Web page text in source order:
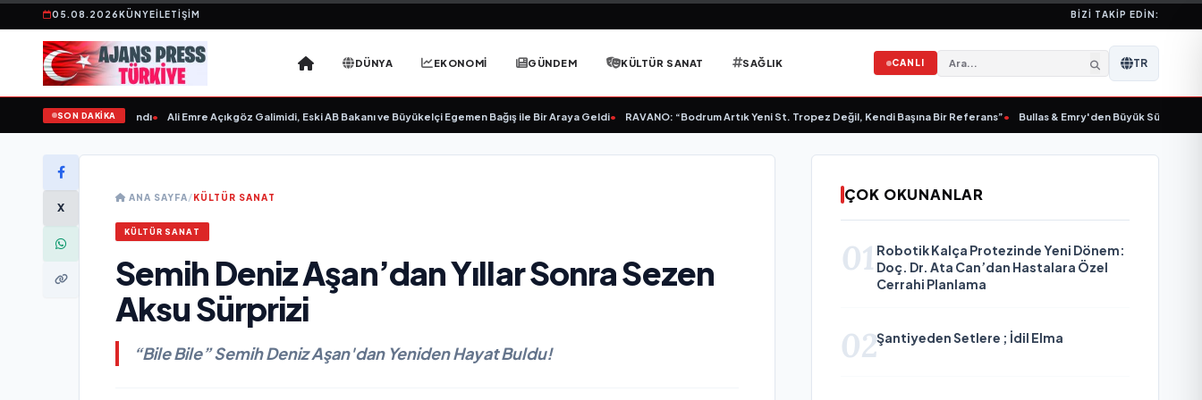
05.08.2026KÜNYEİLETIŞIM BIZI TAKIP EDIN:
DÜNYA EKONOMİ GÜNDEM KÜLTÜR SANAT SAĞLIK CANLI TR
SON DAKİKA
Sevgilim “ yayımlandı Ali Emre Açıkgöz Galimidi, Eski AB Bakanı ve Büyükelçi Egemen Bağış ile Bir Araya Geldi• RAVANO: “Bodrum Artık Yeni St. Tropez Değil, Kendi Başına Bir Referans”• Bullas & Emry'den Büyük Sürpriz! "Kaç
X
ANA SAYFA/KÜLTÜR SANAT
KÜLTÜR SANAT
Semih Deniz Aşan’dan Yıllar Sonra Sezen
Aksu Sürprizi
“Bile Bile” Semih Deniz Aşan'dan Yeniden Hayat Buldu!
ÇOK OKUNANLAR
01 Robotik Kalça Protezinde Yeni Dönem:
Doç. Dr. Ata Can’dan Hastalara Özel
Cerrahi Planlama
02Şantiyeden Setlere ; İdil Elma